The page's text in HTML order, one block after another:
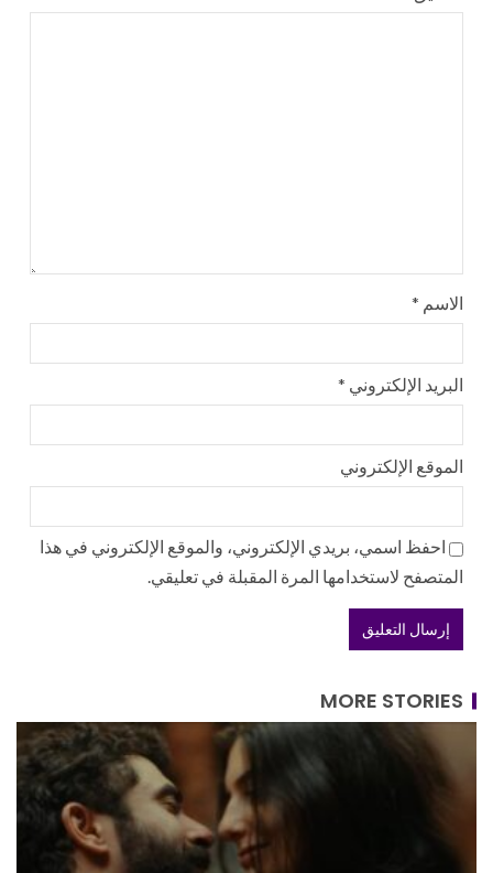
الاسم *
البريد الإلكتروني *
الموقع الإلكتروني
احفظ اسمي، بريدي الإلكتروني، والموقع الإلكتروني في هذا
المتصفح لاستخدامها المرة المقبلة في تعليقي.
MORE STORIES